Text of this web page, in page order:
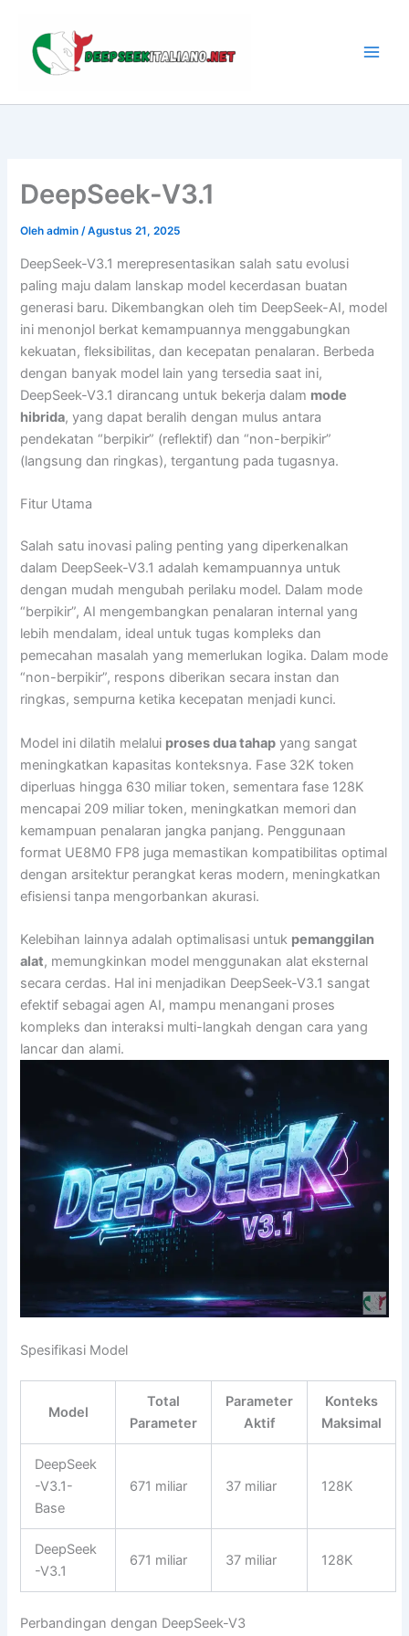
konten
DeepSeek-V3.1
Olehadmin/Agustus 21, 2025
DeepSeek-V3.1 merepresentasikan salah satu evolusi
paling maju dalam lanskap model kecerdasan buatan
generasi baru. Dikembangkan oleh tim DeepSeek-AI, model
ini menonjol berkat kemampuannya menggabungkan
kekuatan, fleksibilitas, dan kecepatan penalaran. Berbeda
dengan banyak model lain yang tersedia saat ini,
DeepSeek-V3.1 dirancang untuk bekerja dalam mode
hibrida, yang dapat beralih dengan mulus antara
pendekatan “berpikir” (reflektif) dan “non-berpikir”
(langsung dan ringkas), tergantung pada tugasnya.
Fitur Utama
Salah satu inovasi paling penting yang diperkenalkan
dalam DeepSeek-V3.1 adalah kemampuannya untuk
dengan mudah mengubah perilaku model. Dalam mode
“berpikir”, AI mengembangkan penalaran internal yang
lebih mendalam, ideal untuk tugas kompleks dan
pemecahan masalah yang memerlukan logika. Dalam mode
“non-berpikir”, respons diberikan secara instan dan
ringkas, sempurna ketika kecepatan menjadi kunci.
Model ini dilatih melalui proses dua tahap yang sangat
meningkatkan kapasitas konteksnya. Fase 32K token
diperluas hingga 630 miliar token, sementara fase 128K
mencapai 209 miliar token, meningkatkan memori dan
kemampuan penalaran jangka panjang. Penggunaan
format UE8M0 FP8 juga memastikan kompatibilitas optimal
dengan arsitektur perangkat keras modern, meningkatkan
efisiensi tanpa mengorbankan akurasi.
Kelebihan lainnya adalah optimalisasi untuk pemanggilan
alat, memungkinkan model menggunakan alat eksternal
secara cerdas. Hal ini menjadikan DeepSeek-V3.1 sangat
efektif sebagai agen AI, mampu menangani proses
kompleks dan interaksi multi-langkah dengan cara yang
lancar dan alami.
Spesifikasi Model
Model
Total
Parameter
Parameter
Aktif
Konteks
Maksimal
DeepSeek
-V3.1-
Base
671 miliar 37 miliar 128K
DeepSeek
-V3.1
671 miliar 37 miliar 128K
Perbandingan dengan DeepSeek-V3